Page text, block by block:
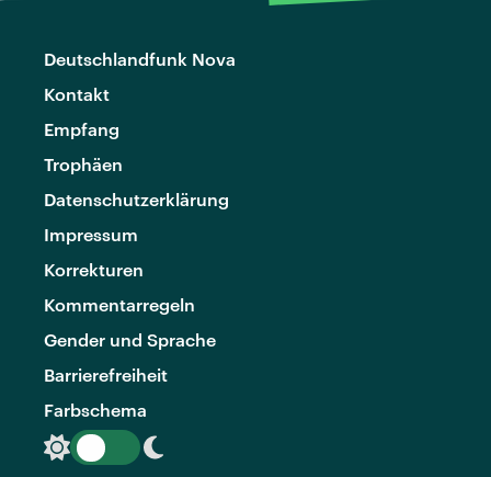
Deutschlandfunk Nova
Kontakt
Empfang
Trophäen
Datenschutzerklärung
Impressum
Korrekturen
Kommentarregeln
Gender und Sprache
Barrierefreiheit
Farbschema